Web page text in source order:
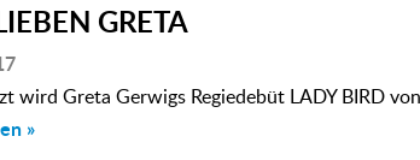
GRETA
wird Greta Gerwigs Regiedebüt LADY BIRD
»